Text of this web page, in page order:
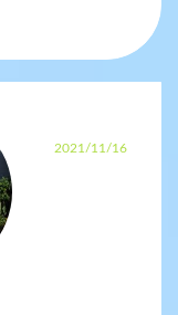
2021/11/16